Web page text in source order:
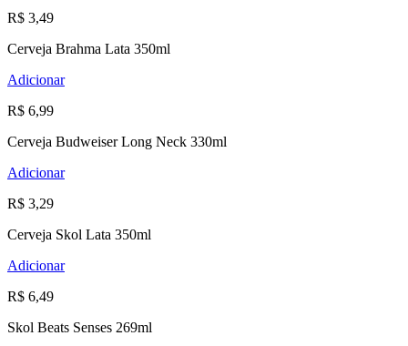
R$ 3,49
Cerveja Brahma Lata 350ml
Adicionar
R$ 6,99
Cerveja Budweiser Long Neck 330ml
Adicionar
R$ 3,29
Cerveja Skol Lata 350ml
Adicionar
R$ 6,49
Skol Beats Senses 269ml